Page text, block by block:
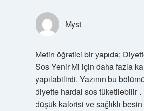
Myst
Metin öğretici bir yapıda;
Sos Yenir Mi için daha fazla
yapılabilirdi. Yazının bu
diyette hardal sos tüketilebilir .
düşük kalorisi ve sağlıklı